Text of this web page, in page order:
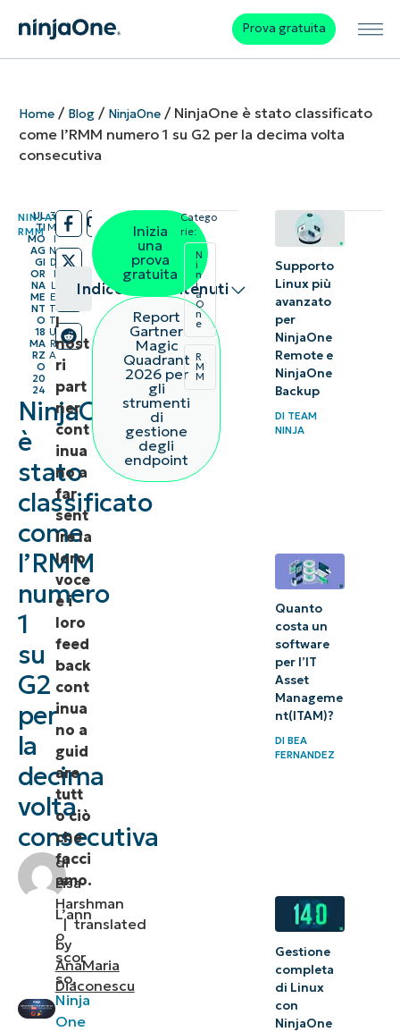
Prova gratuita
Home/ Blog/ NinjaOne/ NinjaOne è stato classificato
come l’RMM numero 1 su G2 per la decima volta
consecutiva
NINJAONE ,
RMM
/
UL
TI
MO
AG
GI
OR
NA
ME
NT
O
18
MA
RZ
O
20
24
/
3
M
I
N
D
I
L
E
T
T
U
R
A
NinjaOne
è
stato
classificato
come
l’RMM
numero
1
su
G2
per
la
decima
volta
consecutiva
di
Lisa
Harshman
|translated
by
AnaMaria
Diaconescu
Indice dei contenuti
Riepilogo
È la prima
volta che
parlare di
NinjaOne?
I
nost
ri
part
ner
cont
inua
no a
far
sent
ire la
loro
voce
e i
loro
feed
back
cont
inua
no a
guid
are
tutt
o ciò
che
facci
amo.
L’ann
o
scor
so,
Ninja
One
Inizia
una
prova
gratuita
Report
Gartner
Magic
Quadrant
2026 per
gli
strumenti
di
gestione
degli
endpoint
Catego
rie:
N
i
n
j
a
O
n
e
R
M
M
Supporto
Linux più
avanzato
per
NinjaOne
Remote e
NinjaOne
Backup
DITEAM
NINJA
Quanto
costa un
software
per l’IT
Asset
Manageme
nt(ITAM)?
DIBEA
FERNANDEZ
Gestione
completa
di Linux
con
NinjaOne